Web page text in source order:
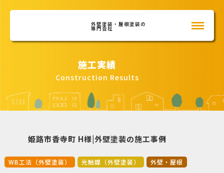
外壁塗装・屋根塗装の
専門会社
施工実績
Construction Results
姫路市香寺町 H様|外壁塗装の施工事例
WB工法（外壁塗装） 光触媒（外壁塗装） 外壁・屋根